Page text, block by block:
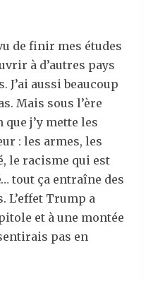
de finir mes études
à d’autres pays
aussi beaucoup
Mais sous l’ère
j’y mette les
: les armes, les
le racisme qui est
tout ça entraîne des
L’effet Trump a
et à une montée
pas en